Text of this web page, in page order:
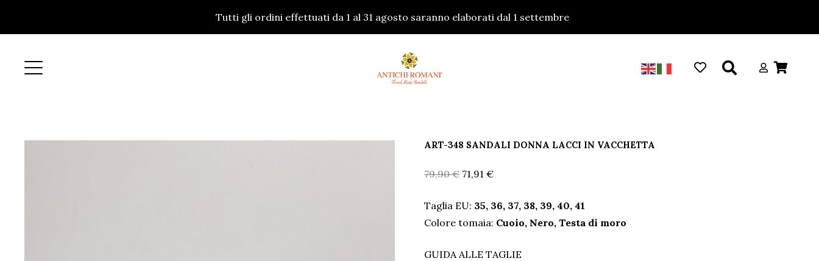
Tutti gli ordini effettuati da 1 al 31 agosto saranno elaborati dal 1 settembre
ART-348 SANDALI DONNA LACCI IN VACCHETTA
79,90€ Il
originale
era:
71,91 €Il
attuale
è:
Taglia EU: 35, 36, 37, 38, 39, 40, 41
Colore tomaia: Cuoio, Nero, Testa di moro
GUIDA ALLE TAGLIE